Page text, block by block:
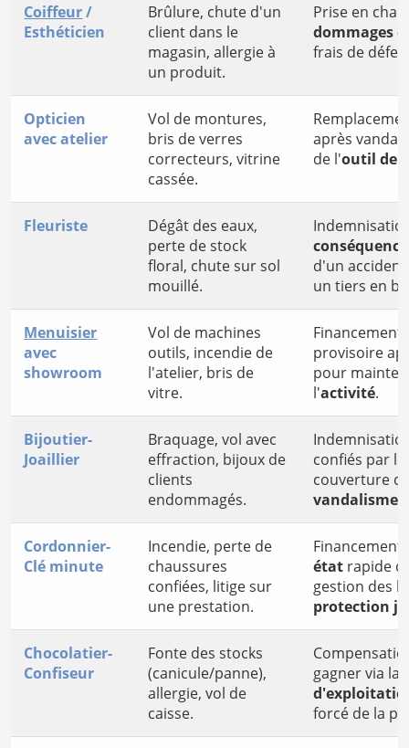
Coiffeur/
Esthéticien
Brûlure, chute d'un
client dans le
magasin, allergie à
un produit.
Prise en
dommages
frais de
Opticien
avec atelier
Vol de montures,
bris de verres
correcteurs, vitrine
cassée.
après
de l'outil de
Fleuriste
Dégât des eaux,
perte de stock
floral, chute sur sol
mouillé.
d'un
un tiers en
Menuisier
avec
showroom
Vol de machines
outils, incendie de
l'atelier, bris de
vitre.
Financement
provisoire
pour
l'activité.
Bijoutier-
Joaillier
Braquage, vol avec
effraction, bijoux de
clients
endommagés.
confiés par
couverture
vandalisme
Cordonnier-
Clé minute
Incendie, perte de
chaussures
confiées, litige sur
une prestation.
Financement
état rapide
gestion des
protection
Chocolatier-
Confiseur
Fonte des stocks
(canicule/panne),
allergie, vol de
caisse.
gagner via la
forcé de la